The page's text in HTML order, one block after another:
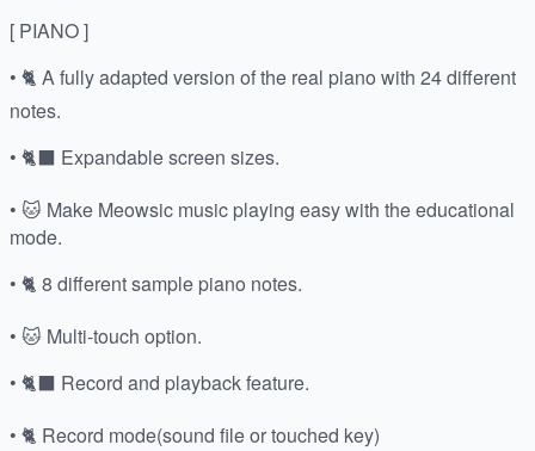
[ PIANO ]
• 🐈 A fully adapted version of the real piano with 24 different
notes.
• 🐈⬛ Expandable screen sizes.
• 🐱 Make Meowsic music playing easy with the educational
mode.
• 🐈 8 different sample piano notes.
• 🐱 Multi-touch option.
• 🐈⬛ Record and playback feature.
• 🐈 Record mode(sound file or touched key)